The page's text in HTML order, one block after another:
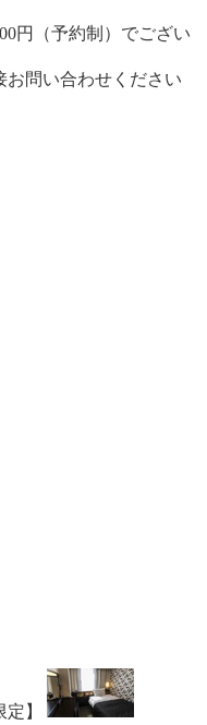
円（予約制）でござい
問い合わせください
】